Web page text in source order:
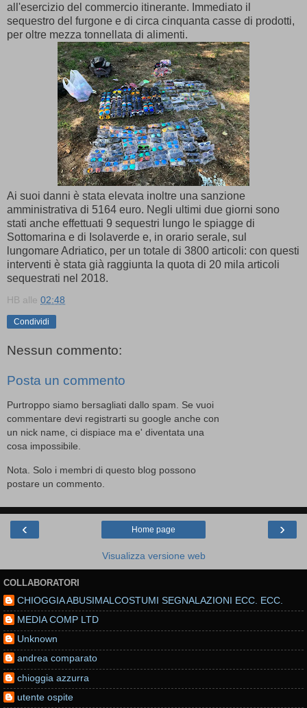
all'esercizio del commercio itinerante. Immediato il
sequestro del furgone e di circa cinquanta casse di prodotti,
per oltre mezza tonnellata di alimenti.
Ai suoi danni è stata elevata inoltre una sanzione
amministrativa di 5164 euro. Negli ultimi due giorni sono
stati anche effettuati 9 sequestri lungo le spiagge di
Sottomarina e di Isolaverde e, in orario serale, sul
lungomare Adriatico, per un totale di 3800 articoli: con questi
interventi è stata già raggiunta la quota di 20 mila articoli
sequestrati nel 2018.
HB alle 02:48
Condividi
Nessun commento:
Posta un commento
Purtroppo siamo bersagliati dallo spam. Se vuoi
commentare devi registrarti su google anche con
un nick name, ci dispiace ma e' diventata una
cosa impossibile.
Nota. Solo i membri di questo blog possono
postare un commento.
‹ ›
Home page
Visualizza versione web
COLLABORATORI
CHIOGGIA ABUSIMALCOSTUMI SEGNALAZIONI ECC. ECC.
MEDIA COMP LTD
Unknown
andrea comparato
chioggia azzurra
utente ospite